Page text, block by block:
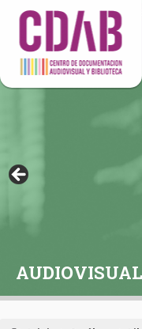
DOCUMENTA DRAMÁTICAS
AUDIOVISUAL